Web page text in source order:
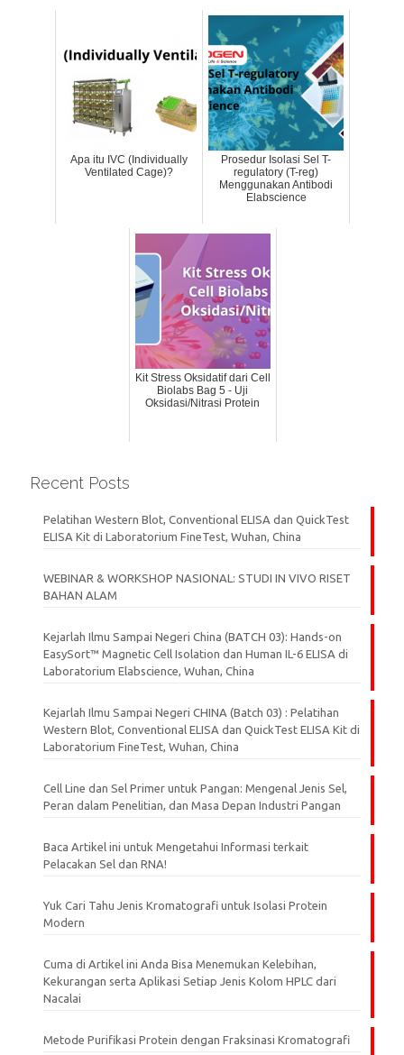
Apa itu IVC (Individually
Ventilated Cage)?
Prosedur Isolasi Sel T-
regulatory (T-reg)
Menggunakan Antibodi
Elabscience
Kit Stress Oksidatif dari Cell
Biolabs Bag 5 - Uji
Oksidasi/Nitrasi Protein
Recent Posts
Pelatihan Western Blot, Conventional ELISA dan QuickTest
ELISA Kit di Laboratorium FineTest, Wuhan, China
WEBINAR & WORKSHOP NASIONAL: STUDI IN VIVO RISET
BAHAN ALAM
Kejarlah Ilmu Sampai Negeri China (BATCH 03): Hands-on
EasySort™ Magnetic Cell Isolation dan Human IL-6 ELISA di
Laboratorium Elabscience, Wuhan, China
Kejarlah Ilmu Sampai Negeri CHINA (Batch 03) : Pelatihan
Western Blot, Conventional ELISA dan QuickTest ELISA Kit di
Laboratorium FineTest, Wuhan, China
Cell Line dan Sel Primer untuk Pangan: Mengenal Jenis Sel,
Peran dalam Penelitian, dan Masa Depan Industri Pangan
Baca Artikel ini untuk Mengetahui Informasi terkait
Pelacakan Sel dan RNA!
Yuk Cari Tahu Jenis Kromatografi untuk Isolasi Protein
Modern
Cuma di Artikel ini Anda Bisa Menemukan Kelebihan,
Kekurangan serta Aplikasi Setiap Jenis Kolom HPLC dari
Nacalai
Metode Purifikasi Protein dengan Fraksinasi Kromatografi